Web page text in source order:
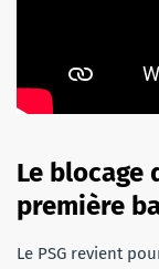
Le blocage
première
Le PSG revient